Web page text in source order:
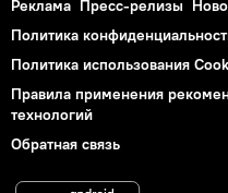
Реклама Пресс-релизы
Политика
Политика использования
Правила применения
технологий
Обратная связь